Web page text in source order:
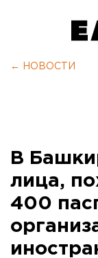
← НОВОСТИ
В
лица,
400